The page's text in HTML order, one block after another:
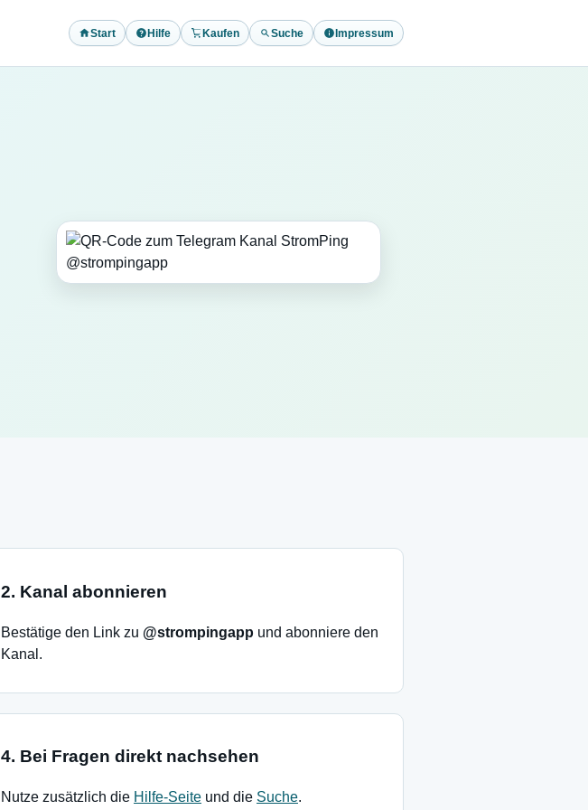
Start Hilfe Kaufen Suche Impressum
2. Kanal abonnieren
Bestätige den Link zu @strompingapp und abonniere den
Kanal.
4. Bei Fragen direkt nachsehen
Nutze zusätzlich die Hilfe-Seite und die Suche.